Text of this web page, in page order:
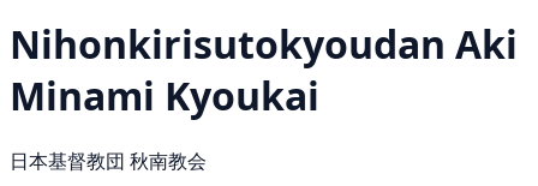
Nihonkirisutokyoudan Aki
Minami Kyoukai
日本基督教団 秋南教会